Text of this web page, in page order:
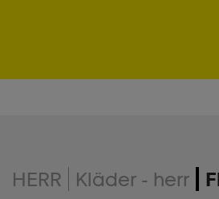
HERR Kläder - herr